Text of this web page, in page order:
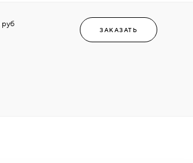
руб
ЗАКАЗАТЬ